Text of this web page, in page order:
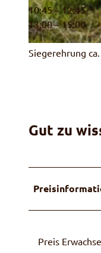
D
7
.
P
G
10:45 – 12:45
13:00 – 15:00
Siegerehrung
Gut zu
Preis